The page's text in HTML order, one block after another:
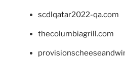
scdlqatar2022-qa.com
thecolumbiagrill.com